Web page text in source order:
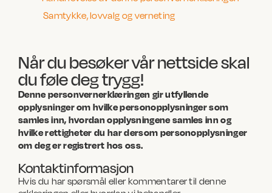
Samtykke, lovvalg og verneting
Når du besøker vår nettside skal
du føle deg trygg!
Denne personvernerklæringen gir utfyllende
opplysninger om hvilke personopplysninger som
samles inn, hvordan opplysningene samles inn og
hvilke rettigheter du har dersom personopplysninger
om deg er registrert hos oss.
Kontaktinformasjon
Hvis du har spørsmål eller kommentarer til denne